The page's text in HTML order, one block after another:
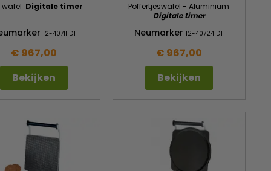
wafel Digitale timer
12-40711 DT
€ 967,00
Bekijken
Poffertjeswafel - Aluminium
Digitale timer
Neumarker12-40724 DT
€ 967,00
Bekijken